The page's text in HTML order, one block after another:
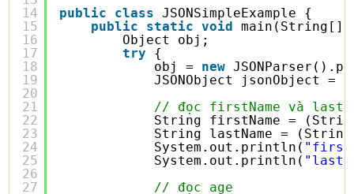
14
15
16
17
18
19
20
21
22
23
24
25
26
27
public
class
JSONSimpleExample {
public
static void
main(String[]
Object obj;
try
{
obj = new
JSONObject jsonObject =
// đọc firstName và
String firstName =
String lastName =
System.out.println(
System.out.println(
// đọc age